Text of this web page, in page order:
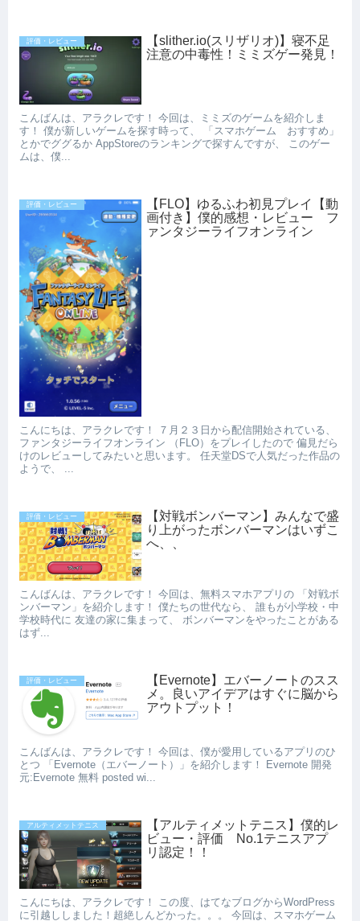
評価・レビュー
【slither.io(スリザリオ)】寝不足
注意の中毒性！ミミズゲー発見！
こんばんは、アラクレです！ 今回は、ミミズのゲームを紹介しま
す！ 僕が新しいゲームを探す時って、 「スマホゲーム おすすめ」
とかでググるか AppStoreのランキングで探すんですが、 このゲー
ムは、僕...
評価・レビュー
【FLO】ゆるふわ初見プレイ【動
画付き】僕的感想・レビュー フ
ァンタジーライフオンライン
こんにちは、アラクレです！ ７月２３日から配信開始されている、
ファンタジーライフオンライン （FLO）をプレイしたので 偏見だら
けのレビューしてみたいと思います。 任天堂DSで人気だった作品の
ようで、 ...
評価・レビュー
【対戦ボンバーマン】みんなで盛
り上がったボンバーマンはいずこ
へ、、
こんばんは、アラクレです！ 今回は、無料スマホアプリの 「対戦ボ
ンバーマン」を紹介します！ 僕たちの世代なら、 誰もが小学校・中
学校時代に 友達の家に集まって、 ボンバーマンをやったことがある
はず...
評価・レビュー
【Evernote】エバーノートのスス
メ。良いアイデアはすぐに脳から
アウトプット！
こんばんは、アラクレです！ 今回は、僕が愛用しているアプリのひ
とつ 「Evernote（エバーノート）」を紹介します！ Evernote 開発
元:Evernote 無料 posted wi...
アルティメットテニス
【アルティメットテニス】僕的レ
ビュー・評価 No.1テニスアプ
リ認定！！
こんにちは、アラクレです！ この度、はてなブログからWordPress
に引越ししました！超絶しんどかった。。。 今回は、スマホゲーム